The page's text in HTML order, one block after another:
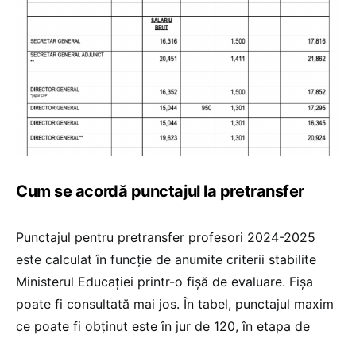
Cum se acordă punctajul la pretransfer
Punctajul pentru pretransfer profesori 2024-2025
este calculat în funcție de anumite criterii stabilite
Ministerul Educației printr-o fișă de evaluare. Fișa
poate fi consultată mai jos. În tabel, punctajul maxim
ce poate fi obținut este în jur de 120, în etapa de